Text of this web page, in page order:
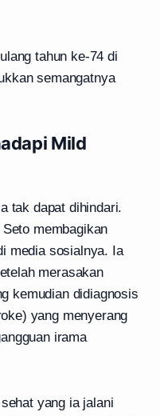
tahun ke-74 di
semangatnya
Mild
tak dapat dihindari.
membagikan
media sosialnya. Ia
merasakan
kemudian didiagnosis
yang menyerang
irama
yang ia jalani